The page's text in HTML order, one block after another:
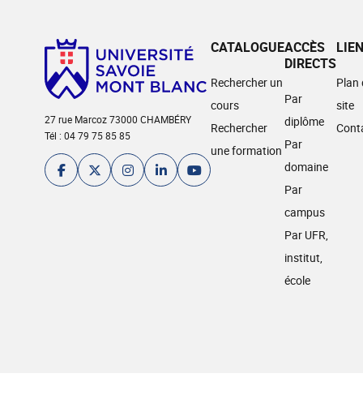
27 rue Marcoz 73000 CHAMBÉRY
Tél : 04 79 75 85 85
CATALOGUE
Rechercher un
cours
Rechercher
une formation
ACCÈS
DIRECTS
Par
diplôme
Par
domaine
Par
campus
Par UFR,
institut,
école
Plan
site